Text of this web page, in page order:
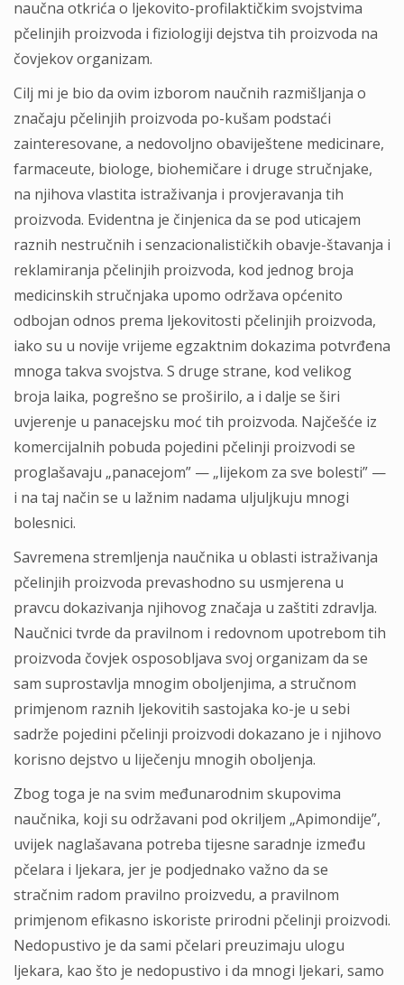
naučna otkrića o ljekovito-profilaktičkim svojstvima
pčelinjih proizvoda i fiziologiji dejstva tih proizvoda na
čovjekov organizam.
Cilj mi je bio da ovim izborom naučnih razmišljanja o
značaju pčelinjih proizvoda po-kušam podstaći
zainteresovane, a nedovoljno obaviještene medicinare,
farmaceute, biologe, biohemičare i druge stručnjake,
na njihova vlastita istraživanja i provjeravanja tih
proizvoda. Evidentna je činjenica da se pod uticajem
raznih nestručnih i senzacionalističkih obavje-štavanja i
reklamiranja pčelinjih proizvoda, kod jednog broja
medicinskih stručnjaka upomo održava općenito
odbojan odnos prema ljekovitosti pčelinjih proizvoda,
iako su u novije vrijeme egzaktnim dokazima potvrđena
mnoga takva svojstva. S druge strane, kod velikog
broja laika, pogrešno se proširilo, a i dalje se širi
uvjerenje u panacejsku moć tih proizvoda. Najčešće iz
komercijalnih pobuda pojedini pčelinji proizvodi se
proglašavaju „panacejom” — „lijekom za sve bolesti” —
i na taj način se u lažnim nadama uljuljkuju mnogi
bolesnici.
Savremena stremljenja naučnika u oblasti istraživanja
pčelinjih proizvoda prevashodno su usmjerena u
pravcu dokazivanja njihovog značaja u zaštiti zdravlja.
Naučnici tvrde da pravilnom i redovnom upotrebom tih
proizvoda čovjek osposobljava svoj organizam da se
sam suprostavlja mnogim oboljenjima, a stručnom
primjenom raznih ljekovitih sastojaka ko-je u sebi
sadrže pojedini pčelinji proizvodi dokazano je i njihovo
korisno dejstvo u liječenju mnogih oboljenja.
Zbog toga je na svim međunarodnim skupovima
naučnika, koji su održavani pod okriljem „Apimondije”,
uvijek naglašavana potreba tijesne saradnje između
pčelara i ljekara, jer je podjednako važno da se
stračnim radom pravilno proizvedu, a pravilnom
primjenom efikasno iskoriste prirodni pčelinji proizvodi.
Nedopustivo je da sami pčelari preuzimaju ulogu
ljekara, kao što je nedopustivo i da mnogi ljekari, samo